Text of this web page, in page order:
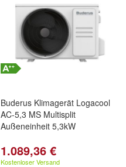
Buderus Klimagerät Logacool
AC-5,3 MS Multisplit
Außeneinheit 5,3kW
1.089,36 €
Kostenloser Versand